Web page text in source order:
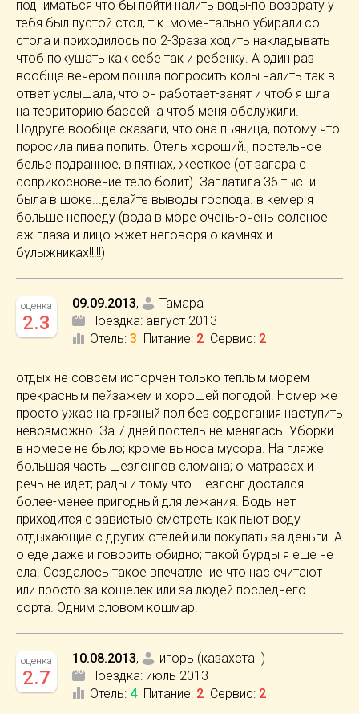
подниматься что бы пойти налить воды-по возврату у
тебя был пустой стол, т.к. моментально убирали со
стола и приходилось по 2-3раза ходить накладывать
чтоб покушать как себе так и ребенку. А один раз
вообще вечером пошла попросить колы налить так в
ответ услышала, что он работает-занят и чтоб я шла
на территорию бассейна чтоб меня обслужили.
Подруге вообще сказали, что она пьяница, потому что
поросила пива попить. Отель хороший., постельное
белье подранное, в пятнах, жесткое (от загара с
соприкосновение тело болит). Заплатила 36 тыс. и
была в шоке...делайте выводы господа. в кемер я
больше непоеду (вода в море очень-очень соленое
аж глаза и лицо жжет неговоря о камнях и
булыжниках!!!!!)
оценка
2.3
09.09.2013,
Тамара
Поездка: август 2013
Отель: 3 Питание: 2 Сервис: 2
отдых не совсем испорчен только теплым морем
прекрасным пейзажем и хорошей погодой. Номер же
просто ужас на грязный пол без содрогания наступить
невозможно. За 7 дней постель не менялась. Уборки
в номере не было; кроме выноса мусора. На пляже
большая часть шезлонгов сломана; о матрасах и
речь не идет; рады и тому что шезлонг достался
более-менее пригодный для лежания. Воды нет
приходится с завистью смотреть как пьют воду
отдыхающие с других отелей или покупать за деньги. А
о еде даже и говорить обидно; такой бурды я еще не
ела. Создалось такое впечатление что нас считают
или просто за кошелек или за людей последнего
сорта. Одним словом кошмар.
оценка
2.7
10.08.2013,
игорь (казахстан)
Поездка: июль 2013
Отель: 4 Питание: 2 Сервис: 2